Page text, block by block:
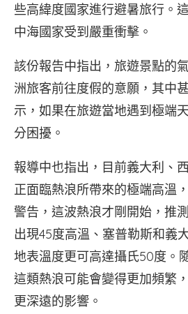
些高緯度國家進行避暑旅行。
中海國家受到嚴重衝擊。
該份報告中指出，旅遊景點的
洲旅客前往度假的意願，其中
示，如果在旅遊當地遇到極端
分困擾。
報導中也指出，目前義大利、
正面臨熱浪所帶來的極端高溫
警告，這波熱浪才剛開始，推
出現45度高溫、塞普勒斯和義
地表溫度更可高達攝氏50度。
這類熱浪可能會變得更加頻繁
更深遠的影響。